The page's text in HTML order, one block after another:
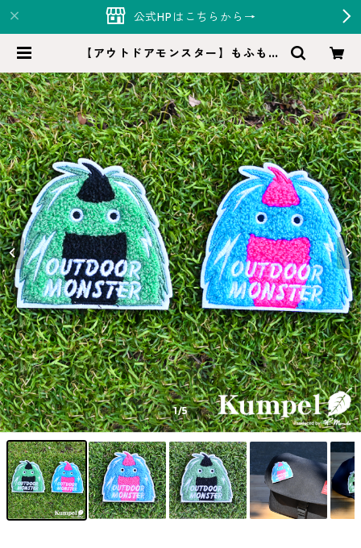
公式HPはこちらから→
【アウトドアモンスター】もふもふ
ド）
1/5